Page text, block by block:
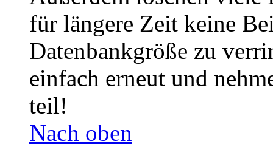
für längere Zeit keine
Datenbankgröße zu
einfach erneut und
teil!
Nach oben